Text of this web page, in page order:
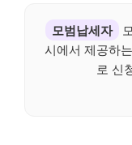
모범납세자
시에서 제공하
로 신